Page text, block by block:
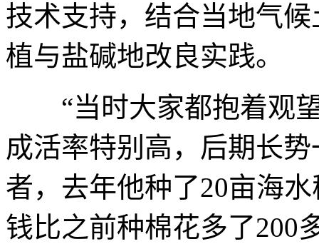
技术支持，结合当地气
植与盐碱地改良实践。
“当时大家都抱着观望
成活率特别高，后期长
者，去年他种了20亩海
钱比之前种棉花多了200